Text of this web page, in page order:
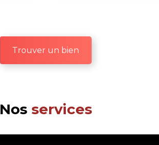
Trouver un bien
Nos services